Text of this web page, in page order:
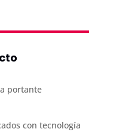
portante
con tecnología